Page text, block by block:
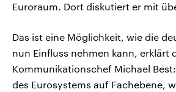
Euroraum. Dort diskutiert er mit
Das ist eine Möglichkeit, wie die
nun Einfluss nehmen kann, erklärt
Kommunikationschef Michael
des Eurosystems auf Fachebene,